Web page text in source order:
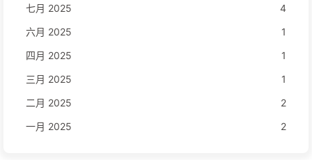
七月 2025
4
六月 2025
1
四月 2025
1
三月 2025
1
二月 2025
2
一月 2025
2